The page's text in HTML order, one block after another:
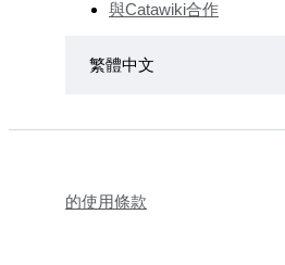
與Catawiki合作
的使用條款